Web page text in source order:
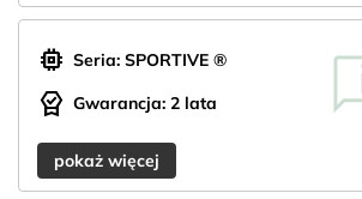
memory Seria: SPORTIVE ®
editor_choice Gwarancja: 2 lata
pokaż więcej